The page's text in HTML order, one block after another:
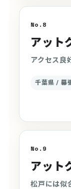
No.8
アット
アクセス
千葉県 / 幕
No.9
アット
松戸には似